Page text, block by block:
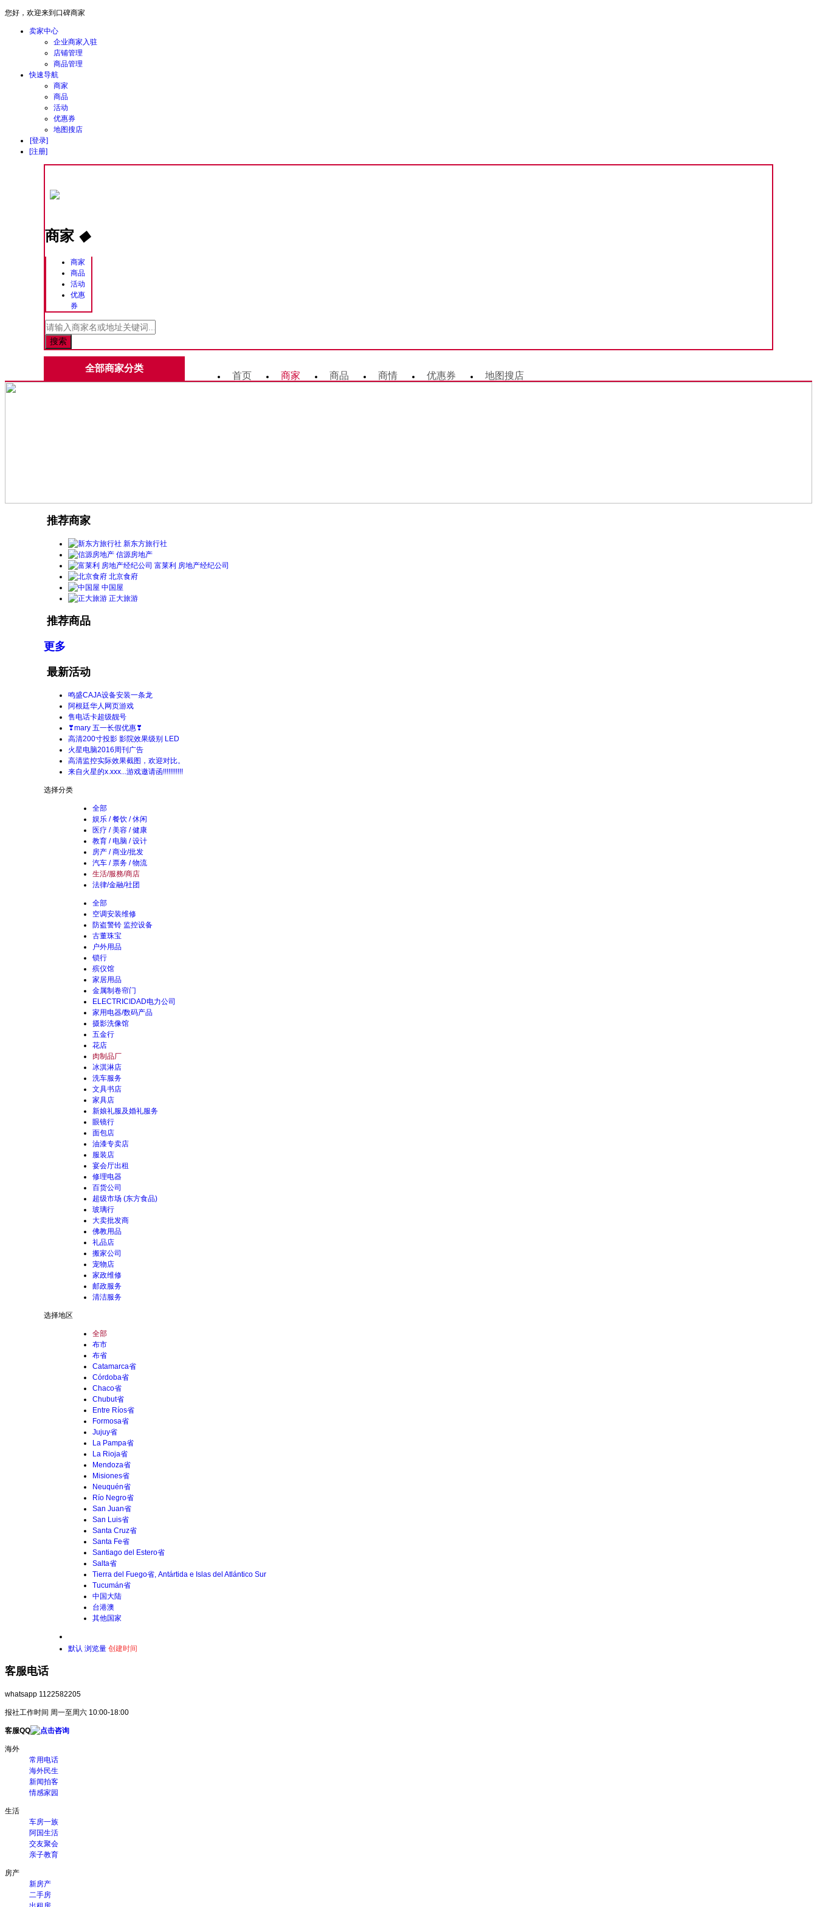
您好，欢迎来到口碑商家
卖家中心
企业商家入驻
店铺管理
商品管理
快速导航
商家
商品
活动
优惠券
地图搜店
[登录]
[注册]
商家 ◆
商家
商品
活动
优惠
券
全部商家分类
首页 商家 商品 商情 优惠券 地图搜店
推荐商家
新东方旅行社
信源房地产
富莱利 房地产经纪公司
北京食府
中国屋
正大旅游
推荐商品
更多
最新活动
鸣盛CAJA设备安装一条龙
阿根廷华人网页游戏
售电话卡超级靓号
❣mary 五一长假优惠❣
高清200寸投影 影院效果级别 LED
火星电脑2016周刊广告
高清监控实际效果截图，欢迎对比。
来自火星的x.xxx...游戏邀请函!!!!!!!!!!!
选择分类
全部
娱乐 / 餐饮 / 休闲
医疗 / 美容 / 健康
教育 / 电脑 / 设计
房产 / 商业/批发
汽车 / 票务 / 物流
生活/服務/商店
法律/金融/社团
全部
空调安装维修
防盗警铃 监控设备
古董珠宝
户外用品
锁行
殡仪馆
家居用品
金属制卷帘门
ELECTRICIDAD电力公司
家用电器/数码产品
摄影洗像馆
五金行
花店
肉制品厂
冰淇淋店
洗车服务
文具书店
家具店
新娘礼服及婚礼服务
眼镜行
面包店
油漆专卖店
服装店
宴会厅出租
修理电器
百货公司
超级市场 (东方食品)
玻璃行
大卖批发商
佛教用品
礼品店
搬家公司
宠物店
家政维修
邮政服务
清洁服务
选择地区
全部
布市
布省
Catamarca省
Córdoba省
Chaco省
Chubut省
Entre Ríos省
Formosa省
Jujuy省
La Pampa省
La Rioja省
Mendoza省
Misiones省
Neuquén省
Río Negro省
San Juan省
San Luis省
Santa Cruz省
Santa Fe省
Santiago del Estero省
Salta省
Tierra del Fuego省, Antártida e Islas del Atlántico Sur
Tucumán省
中国大陆
台港澳
其他国家
默认 浏览量 创建时间
客服电话
whatsapp 1122582205
报社工作时间 周一至周六 10:00-18:00
客服QQ
海外
常用电话
海外民生
新闻拍客
情感家园
生活
车房一族
阿国生活
交友聚会
亲子教育
房产
新房产
二手房